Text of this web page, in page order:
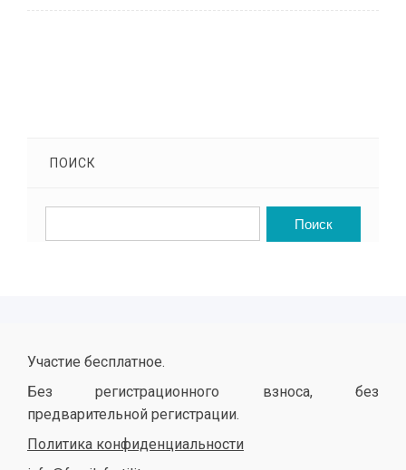
ПОИСК
Участие бесплатное.
Без регистрационного взноса, без
предварительной регистрации.
Политика конфиденциальности